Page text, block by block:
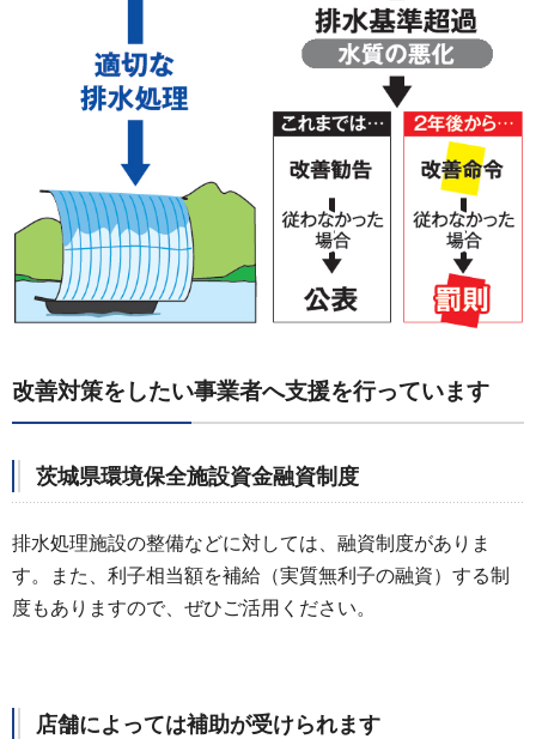
改善対策をしたい事業者へ支援を行っています
茨城県環境保全施設資金融資制度
排水処理施設の整備などに対しては、融資制度がありま
す。また、利子相当額を補給（実質無利子の融資）する制
度もありますので、ぜひご活用ください。
店舗によっては補助が受けられます